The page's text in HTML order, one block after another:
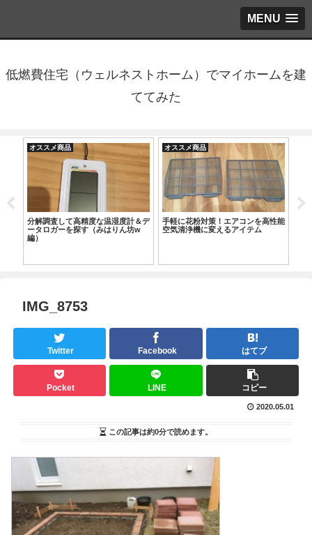
MENU
低燃費住宅（ウェルネストホーム）でマイホームを建
ててみた
オススメ商品
分解調査して高精度な温湿度計＆デ
ータロガーを探す（みはりん坊w
編）
オススメ商品
手軽に花粉対策！エアコンを高性能
空気清浄機に変えるアイテム
IMG_8753
Twitter Facebook はてブ
Pocket LINE コピー
2020.05.01
この記事は約0分で読めます。